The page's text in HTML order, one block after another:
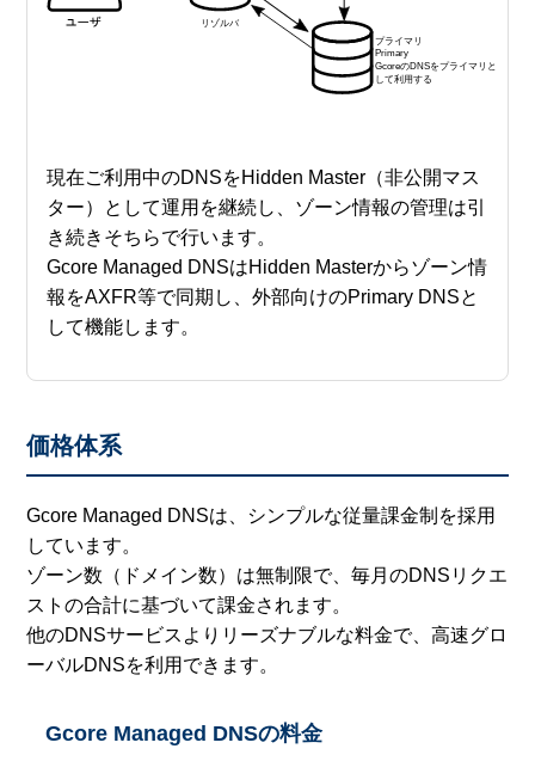
現在ご利用中のDNSをHidden Master（非公開マス
ター）として運用を継続し、ゾーン情報の管理は引
き続きそちらで行います。
Gcore Managed DNSはHidden Masterからゾーン情
報をAXFR等で同期し、外部向けのPrimary DNSと
して機能します。
価格体系
Gcore Managed DNSは、シンプルな従量課金制を採用
しています。
ゾーン数（ドメイン数）は無制限で、毎月のDNSリクエ
ストの合計に基づいて課金されます。
他のDNSサービスよりリーズナブルな料金で、高速グロ
ーバルDNSを利用できます。
Gcore Managed DNSの料金